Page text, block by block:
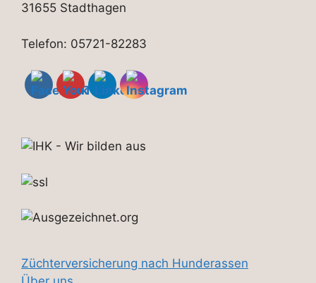
31655 Stadthagen
Telefon: 05721-82283
Züchterversicherung nach Hunderassen